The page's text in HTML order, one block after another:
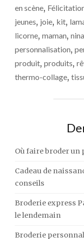
en scène,
jeunes, joie, kit,
licorne, maman, nina
personnalisation,
produit, produits,
thermo-collage,
Où faire broder un
Cadeau de
conseils
Broderie express
le lendemain
Broderie